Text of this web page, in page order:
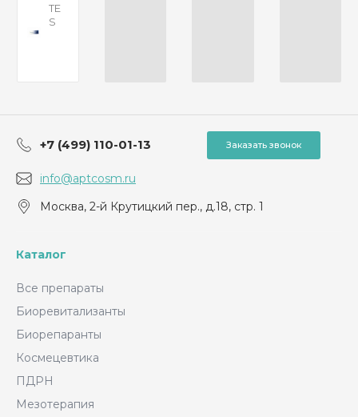
TE
S
(Т
С
Р
О
И
+7 (499) 110-01-13 Заказать звонок
info@aptcosm.ru
Москва, 2-й Крутицкий пер., д.18, стр. 1
Каталог
Все препараты
Биоревитализанты
Биорепаранты
Космецевтика
ПДРН
Мезотерапия